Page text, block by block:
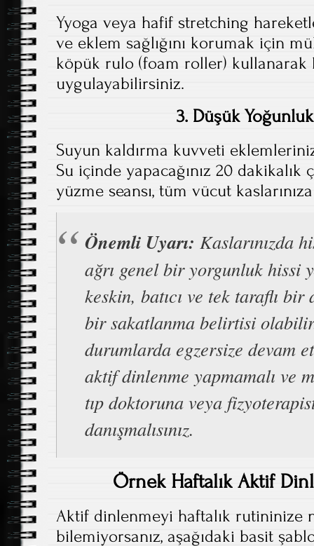
Yyoga veya hafif stretching
ve eklem sağlığını korumak için
köpük rulo (foam roller) kullanarak
uygulayabilirsiniz.
3. Düşük
Suyun kaldırma kuvveti
Su içinde yapacağınız 20
yüzme seansı, tüm vücut
Önemli Uyarı: Kaslarınızda
ağrı genel bir yorgunluk hissi
keskin, batıcı ve tek taraflı bir
bir sakatlanma belirtisi
durumlarda egzersize devam
aktif dinlenme yapmamalı ve
tıp doktoruna veya
danışmalısınız.
Örnek Haftalık Aktif
Aktif dinlenmeyi haftalık rutininize
bilemiyorsanız, aşağıdaki basit